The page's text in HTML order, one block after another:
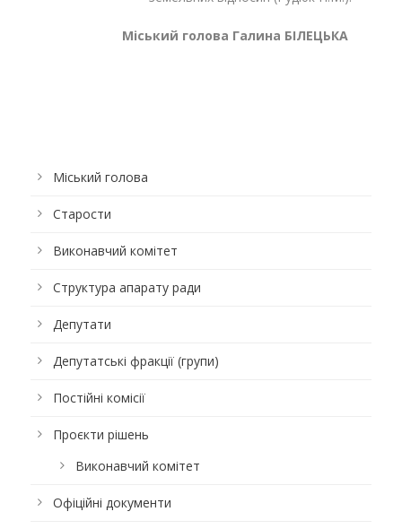
Міський голова Галина БІЛЕЦЬКА
Міський голова
Старости
Виконавчий комітет
Структура апарату ради
Депутати
Депутатські фракції (групи)
Постійні комісії
Проєкти рішень
Виконавчий комітет
Офіційні документи